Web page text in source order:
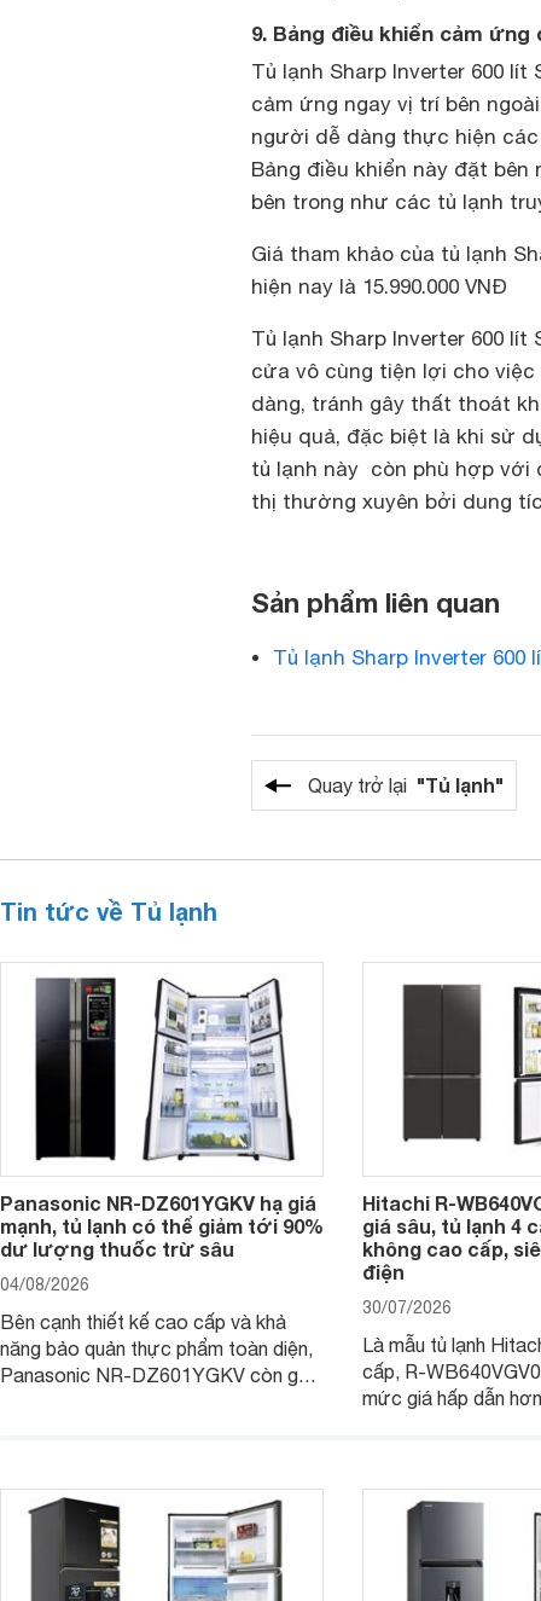
9. Bảng điều khiển cảm
Tủ lạnh Sharp Inverter 600
cảm ứng ngay vị trí bên
người dễ dàng thực hiện
Bảng điều khiển này đặt
bên trong như các tủ lạnh
Giá tham khảo của tủ lạnh
hiện nay là 15.990.000 VNĐ
Tủ lạnh Sharp Inverter 600 lít
cửa vô cùng tiện lợi cho
dàng, tránh gây thất thoát
hiệu quả, đặc biệt là khi sử
tủ lạnh này còn phù hợp với
thị thường xuyên bởi dung
Sản phẩm liên quan
Tủ lạnh Sharp Inverter 600
Quay trở lại "Tủ lạnh"
Tin tức về Tủ lạnh
Panasonic NR-DZ601YGKV hạ giá
mạnh, tủ lạnh có thể giảm tới 90%
dư lượng thuốc trừ sâu
04/08/2026
Bên cạnh thiết kế cao cấp và khả
năng bảo quản thực phẩm toàn diện,
Panasonic NR-DZ601YGKV còn gây
Hitachi R-
giá sâu, tủ lạnh 4
không cao cấp,
điện
30/07/2026
Là mẫu tủ lạnh
cấp, R-
mức giá hấp dẫn
nhiều công nghệ.